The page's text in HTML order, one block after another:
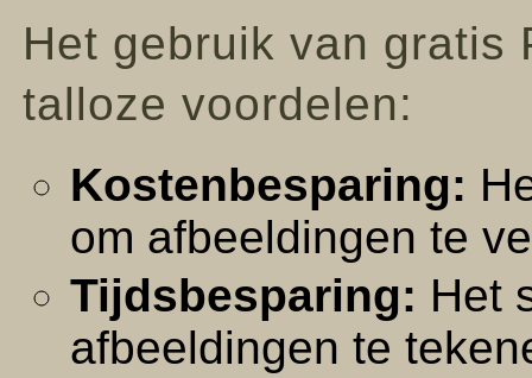
Het gebruik van gratis
talloze voordelen:
Kostenbesparing:
om afbeeldingen te
Tijdsbesparing: Het
afbeeldingen te